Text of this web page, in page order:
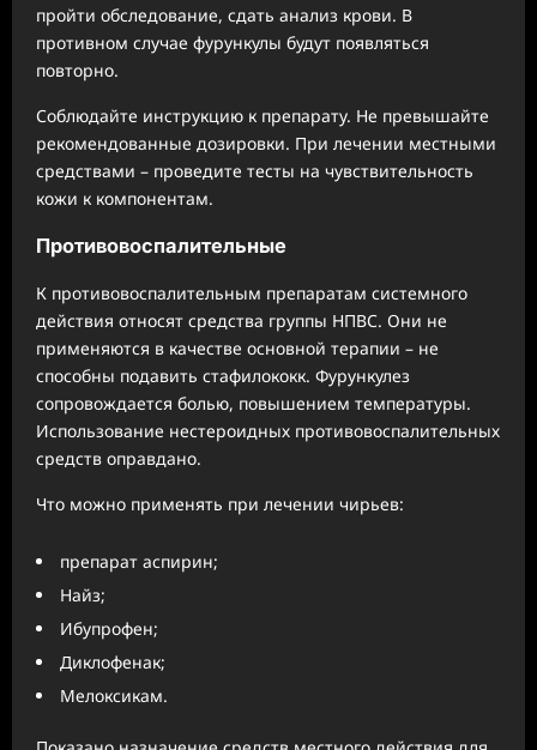
пройти обследование, сдать анализ крови. В
противном случае фурункулы будут появляться
повторно.
Соблюдайте инструкцию к препарату. Не превышайте
рекомендованные дозировки. При лечении местными
средствами – проведите тесты на чувствительность
кожи к компонентам.
Противовоспалительные
К противовоспалительным препаратам системного
действия относят средства группы НПВС. Они не
применяются в качестве основной терапии – не
способны подавить стафилококк. Фурункулез
сопровождается болью, повышением температуры.
Использование нестероидных противовоспалительных
средств оправдано.
Что можно применять при лечении чирьев:
препарат аспирин;
Найз;
Ибупрофен;
Диклофенак;
Мелоксикам.